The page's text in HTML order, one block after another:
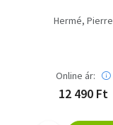
Hermé, Pierre
Online ár:
12 490 Ft